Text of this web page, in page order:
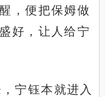
，便把保姆做
好，让人给宁
宁钰本就进入